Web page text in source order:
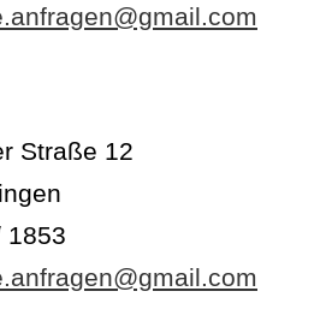
Straße 12
1853